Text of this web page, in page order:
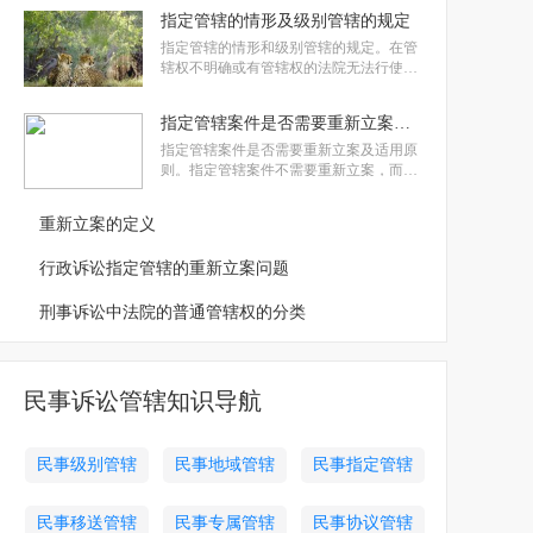
使管辖权的情况。申请指定管辖需向上级
检察院提交相关材料，并说明具体情况和
法律依据。
指定管辖的情形及级别管辖的规定
指定管辖的情形和级别管辖的规定。在管
辖权不明确或有管辖权的法院无法行使管
审刑事案件，且下级法院可请求移送。中
级人民法院有管辖权处理特定一审行政案
件，如商标、专利、海关等案件。
指定管辖案件是否需要重新立案及适用原则
指定管辖案件是否需要重新立案及适用原
则。指定管辖案件不需要重新立案，而是
定立案管辖的时效性，后者则要求立
重新立案的定义
行政诉讼指定管辖的重新立案问题
刑事诉讼中法院的普通管辖权的分类
民事诉讼管辖知识导航
民事级别管辖 民事地域管辖 民事指定管辖
民事移送管辖 民事专属管辖 民事协议管辖